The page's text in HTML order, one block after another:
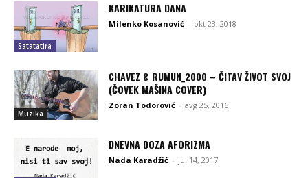
Satatatira
KARIKATURA DANA
Milenko Kosanović - okt 23, 2018
Muzika
CHAVEZ & RUMUN_2000 – ČITAV ŽIVOT SVOJ
(ČOVEK MAŠINA COVER)
Zoran Todorović - avg 25, 2016
DNEVNA DOZA AFORIZMA
Nada Karadžić - jul 14, 2017